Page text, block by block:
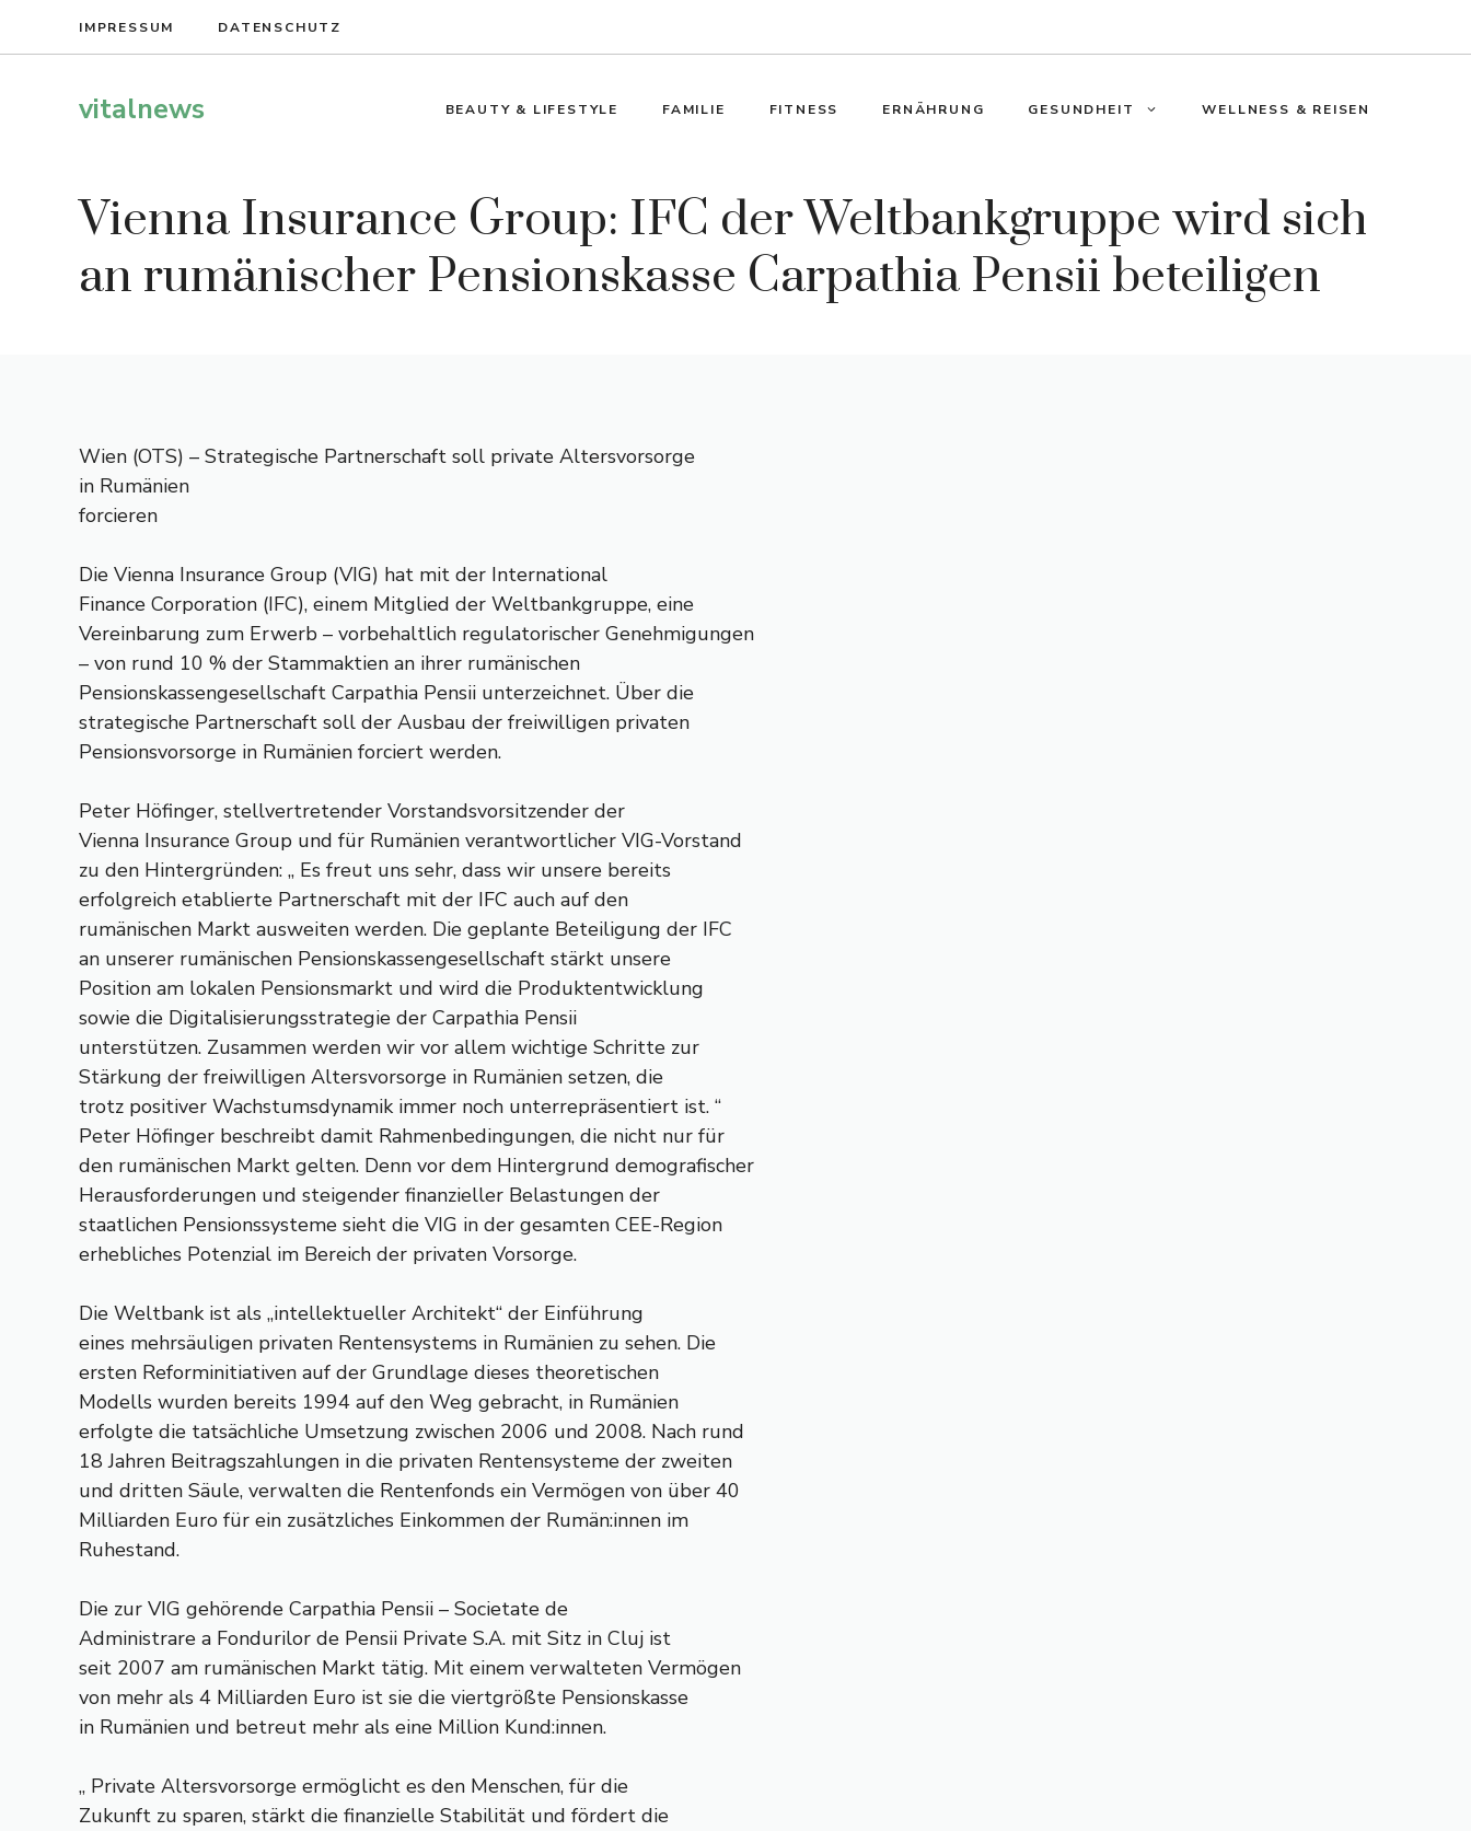
IMPRESSUM DATENSCHUTZ
vitalnews BEAUTY & LIFESTYLE FAMILIE FITNESS ERNÄHRUNG GESUNDHEIT WELLNESS & REISEN
Vienna Insurance Group: IFC der Weltbankgruppe wird sich
an rumänischer Pensionskasse Carpathia Pensii beteiligen
Wien (OTS) – Strategische Partnerschaft soll private Altersvorsorge
in Rumänien
forcieren
Die Vienna Insurance Group (VIG) hat mit der International
Finance Corporation (IFC), einem Mitglied der Weltbankgruppe, eine
Vereinbarung zum Erwerb – vorbehaltlich regulatorischer Genehmigungen
– von rund 10 % der Stammaktien an ihrer rumänischen
Pensionskassengesellschaft Carpathia Pensii unterzeichnet. Über die
strategische Partnerschaft soll der Ausbau der freiwilligen privaten
Pensionsvorsorge in Rumänien forciert werden.
Peter Höfinger, stellvertretender Vorstandsvorsitzender der
Vienna Insurance Group und für Rumänien verantwortlicher VIG-Vorstand
zu den Hintergründen: „ Es freut uns sehr, dass wir unsere bereits
erfolgreich etablierte Partnerschaft mit der IFC auch auf den
rumänischen Markt ausweiten werden. Die geplante Beteiligung der IFC
an unserer rumänischen Pensionskassengesellschaft stärkt unsere
Position am lokalen Pensionsmarkt und wird die Produktentwicklung
sowie die Digitalisierungsstrategie der Carpathia Pensii
unterstützen. Zusammen werden wir vor allem wichtige Schritte zur
Stärkung der freiwilligen Altersvorsorge in Rumänien setzen, die
trotz positiver Wachstumsdynamik immer noch unterrepräsentiert ist. “
Peter Höfinger beschreibt damit Rahmenbedingungen, die nicht nur für
den rumänischen Markt gelten. Denn vor dem Hintergrund demografischer
Herausforderungen und steigender finanzieller Belastungen der
staatlichen Pensionssysteme sieht die VIG in der gesamten CEE-Region
erhebliches Potenzial im Bereich der privaten Vorsorge.
Die Weltbank ist als „intellektueller Architekt“ der Einführung
eines mehrsäuligen privaten Rentensystems in Rumänien zu sehen. Die
ersten Reforminitiativen auf der Grundlage dieses theoretischen
Modells wurden bereits 1994 auf den Weg gebracht, in Rumänien
erfolgte die tatsächliche Umsetzung zwischen 2006 und 2008. Nach rund
18 Jahren Beitragszahlungen in die privaten Rentensysteme der zweiten
und dritten Säule, verwalten die Rentenfonds ein Vermögen von über 40
Milliarden Euro für ein zusätzliches Einkommen der Rumän:innen im
Ruhestand.
Die zur VIG gehörende Carpathia Pensii – Societate de
Administrare a Fondurilor de Pensii Private S.A. mit Sitz in Cluj ist
seit 2007 am rumänischen Markt tätig. Mit einem verwalteten Vermögen
von mehr als 4 Milliarden Euro ist sie die viertgrößte Pensionskasse
in Rumänien und betreut mehr als eine Million Kund:innen.
„ Private Altersvorsorge ermöglicht es den Menschen, für die
Zukunft zu sparen, stärkt die finanzielle Stabilität und fördert die